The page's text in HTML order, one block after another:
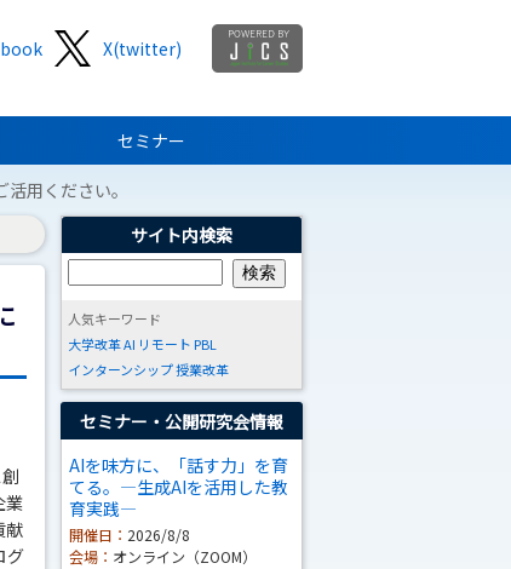
X(twitter)
セミナー
用ください。
業
献
グ
サイト内検索
人気キーワード
大学改革AI リモート PBL
インターンシップ授業改革
セミナー・公開研究会情報
AIを味方に、「話す力」を育
てる。―生成AIを活用した教
育実践―
開催日： 2026/8/8
会場： オンライン（ZOOM）